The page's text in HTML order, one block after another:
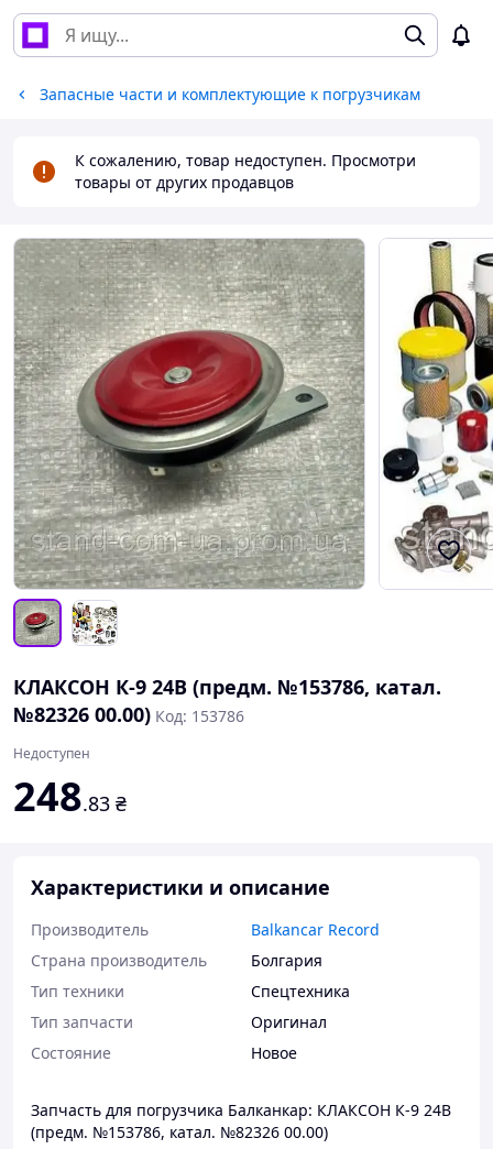
Запасные части и комплектующие к погрузчикам
К сожалению, товар недоступен. Просмотри
товары от других продавцов
КЛАКСОН К-9 24В (предм. №153786, катал.
№82326 00.00) Код: 153786
Недоступен
248.83 ₴
Характеристики и описание
Производитель
Balkancar Record
Страна производитель
Болгария
Тип техники
Спецтехника
Тип запчасти
Оригинал
Состояние
Новое
Запчасть для погрузчика Балканкар: КЛАКСОН К-9 24В
(предм. №153786, катал. №82326 00.00)